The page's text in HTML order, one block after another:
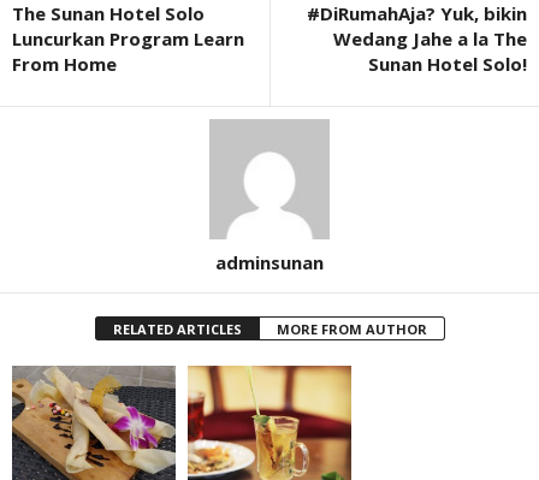
The Sunan Hotel Solo
Luncurkan Program Learn
From Home
#DiRumahAja? Yuk, bikin
Wedang Jahe a la The
Sunan Hotel Solo!
adminsunan
RELATED ARTICLES MORE FROM AUTHOR